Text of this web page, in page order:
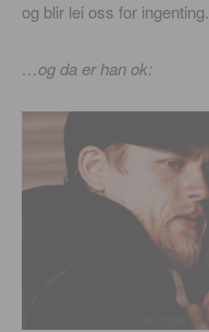
og blir lei oss for ingenting.
…og da er han ok: